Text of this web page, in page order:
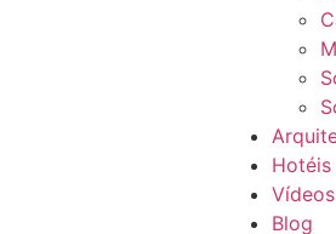
Hotéis
Vídeos
Blog